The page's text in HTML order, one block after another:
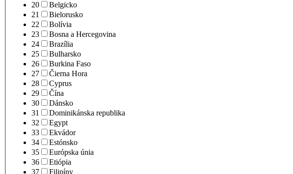
20
Belgicko
21
Bielorusko
22
Bolívia
23
Bosna a Hercegovina
24
Brazília
25
Bulharsko
26
Burkina Faso
27
Čierna Hora
28
Cyprus
29
Čína
30
Dánsko
31
Dominikánska republika
32
Egypt
33
Ekvádor
34
Estónsko
35
Európska únia
36
Etiópia
37
Filipíny